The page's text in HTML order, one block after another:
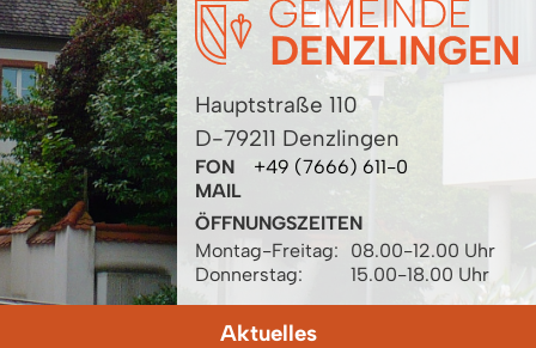
Hauptstraße 110
D-79211 Denzlingen
FON
+49 (7666) 611-0
MAIL
ÖFFNUNGSZEITEN
Montag-Freitag:
08.00-12.00 Uhr
Donnerstag:
15.00-18.00 Uhr
Aktuelles